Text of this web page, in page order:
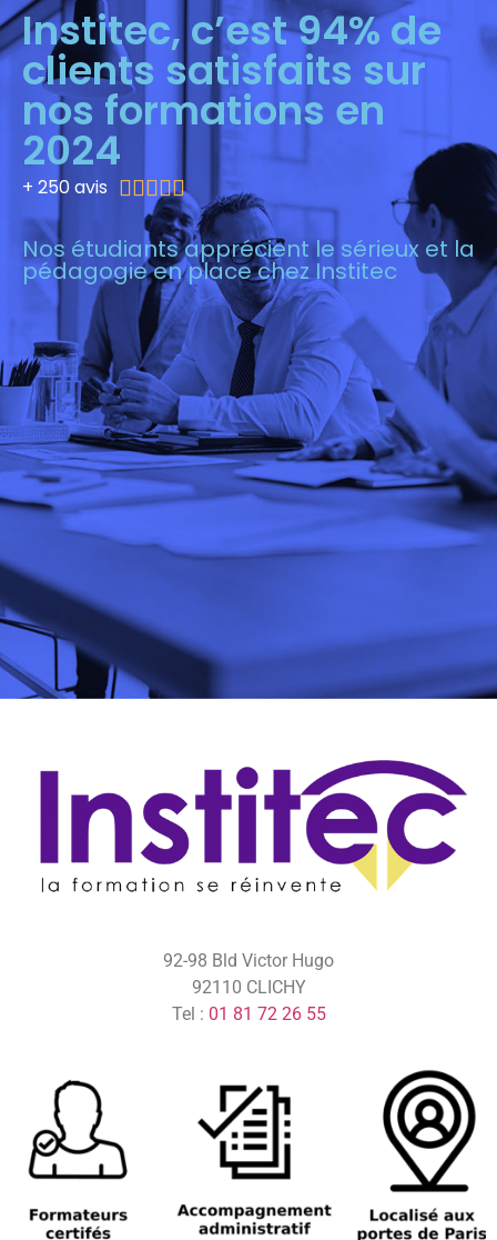
Institec, c’est 94% de
clients satisfaits sur
nos formations en
2024
+ 250 avis 
Nos étudiants apprécient le sérieux et la
pédagogie en place chez Institec
92-98 Bld Victor Hugo
92110 CLICHY
Tel : 01 81 72 26 55